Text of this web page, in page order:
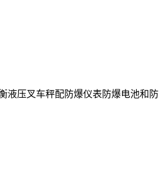
液压叉车秤配防爆仪表防爆电池和防